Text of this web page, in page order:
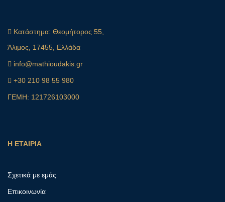
Κατάστημα: Θεομήτορος 55,
Άλιμος, 17455, Ελλάδα
info@mathioudakis.gr
+30 210 98 55 980
ΓΕΜΗ: 121726103000
Η ΕΤΑΙΡΙΑ
Σχετικά με εμάς
Επικοινωνία